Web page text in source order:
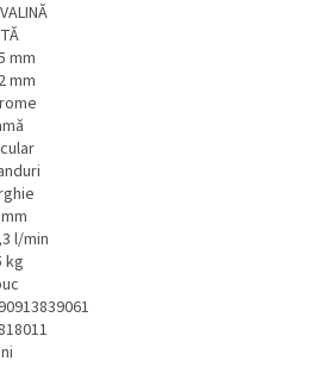
mm
mm
l/min
kg